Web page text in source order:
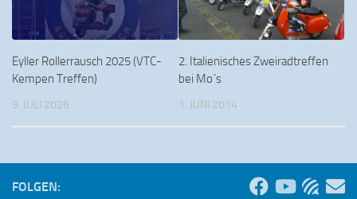
Eyller Rollerrausch 2025 (VTC-
Kempen Treffen)
9. JULI 2026
2. Italienisches Zweiradtreffen
bei Mo´s
1. JUNI 2014
FOLGEN: